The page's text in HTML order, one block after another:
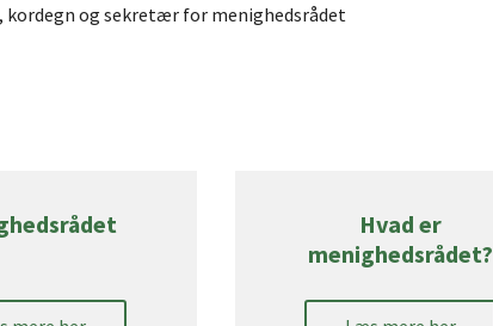
kordegn og sekretær for menighedsrådet
Hvad er
menighedsrådet?